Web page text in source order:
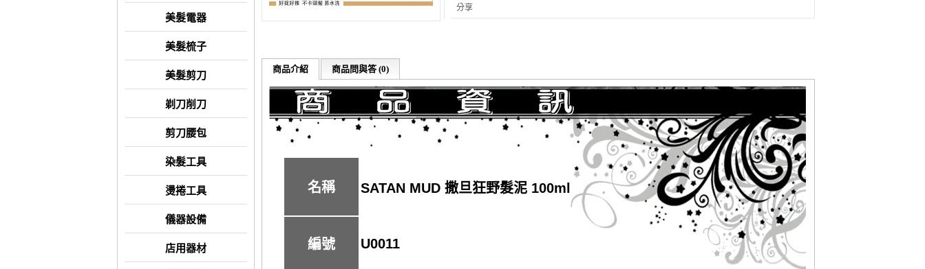
美髮電器
美髮梳子
美髮剪刀
剃刀削刀
剪刀腰包
染髮工具
燙捲工具
儀器設備
店用器材
分享
商品介紹 商品問與答 (0)
名稱 SATAN MUD 撒旦狂野髮泥 100ml
編號 U0011